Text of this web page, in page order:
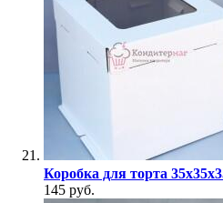
Коробка для торта
145 руб.